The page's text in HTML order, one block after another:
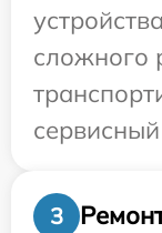
сложного
3